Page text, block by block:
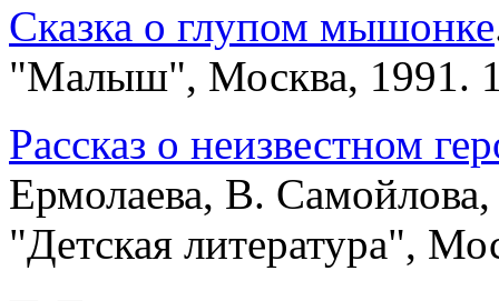
Сказка о глупом мышонке
"Малыш", Москва, 1991.
Рассказ о неизвестном
Ермолаева, В.
"Детская литература",